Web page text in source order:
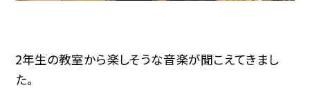
2年生の教室から楽しそうな音楽が聞こえてきまし
た。